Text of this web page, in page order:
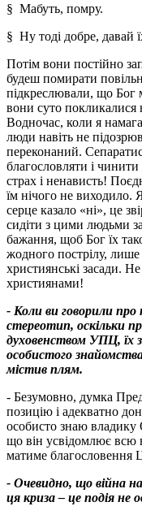
§ Мабуть, помру.
§ Ну тоді добре, давай
Потім вони постійно
будеш помирати
підкреслювали, що Бог
вони суто покликалися
Водночас, коли я
люди навіть не
переконаний.
благословляти і
страх і ненависть!
їм нічого не виходило.
серце казало «ні», це
сидіти з цими людьми
бажання, щоб Бог їх
жодного пострілу, лише
християнські засади.
християнами!
- Коли ви говорили про
стереотип, оскільки
духовенством УПЦ, їх
особистого
містив плям.
- Безумовно, думка
позицію і адекватно
особисто знаю
що він усвідомлює всю
матиме благословення
- Очевидно, що війна
ця криза – це подія